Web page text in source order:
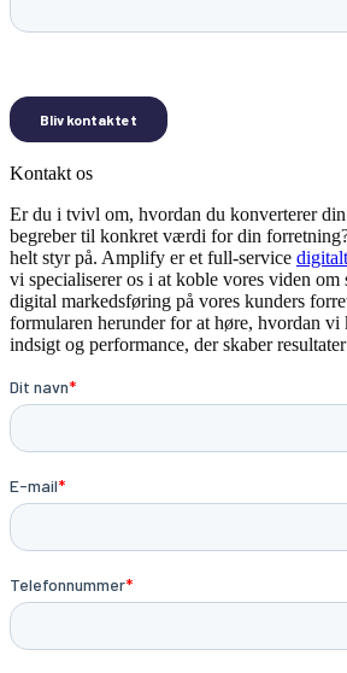
Kontakt os
Er du i tvivl om, hvordan du konverterer
begreber til konkret værdi for din
helt styr på. Amplify er et full-service
vi specialiserer os i at koble vores viden om
digital markedsføring på vores kunders
formularen herunder for at høre, hvordan vi
indsigt og performance, der skaber